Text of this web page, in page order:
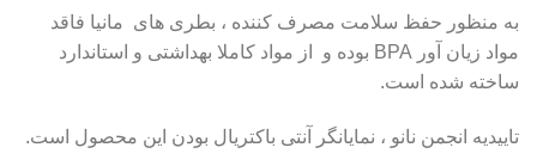
به منظور حفظ سلامت مصرف کننده ، بطری های مانیا فاقد
مواد زیان آور BPA بوده و از مواد کاملا بهداشتی و استاندارد
ساخته شده است.
تاییدیه انجمن نانو ، نمایانگر آنتی باکتریال بودن این محصول است.